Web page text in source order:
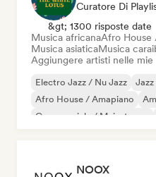
Curatore Di
&gt; 1300 risposte date
Musica africanaAfro House
Musica asiaticaMusica
Aggiungere artisti nelle mie
Electro Jazz / Nu Jazz
Afro House / Amapiano
Commerciale / Mainstream
NOOX